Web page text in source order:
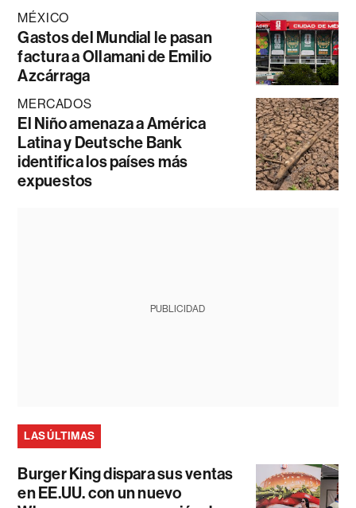
MÉXICO
Gastos del Mundial le pasan
factura a Ollamani de Emilio
Azcárraga
MERCADOS
El Niño amenaza a América
Latina y Deutsche Bank
identifica los países más
expuestos
PUBLICIDAD
LAS ÚLTIMAS
Burger King dispara sus ventas
en EE.UU. con un nuevo